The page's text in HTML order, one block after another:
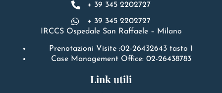
+ 39 345 2202727
+ 39 345 2202727
IRCCS Ospedale San Raffaele – Milano
Prenotazioni Visite :02-26432643 tasto 1
Case Management Office: 02-26438783
Link utili